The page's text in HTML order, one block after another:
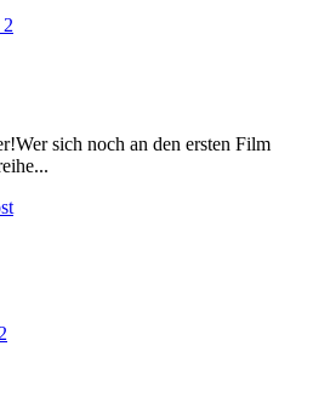
sich noch an den ersten Film
...